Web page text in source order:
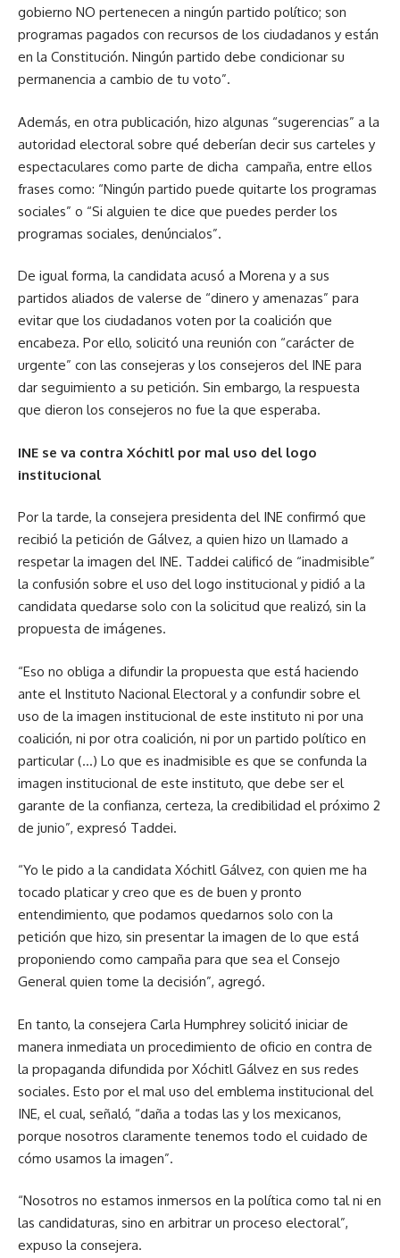
gobierno NO pertenecen a ningún partido político; son
programas pagados con recursos de los ciudadanos y están
en la Constitución. Ningún partido debe condicionar su
permanencia a cambio de tu voto”.
Además, en otra publicación, hizo algunas “sugerencias” a la
autoridad electoral sobre qué deberían decir sus carteles y
espectaculares como parte de dicha campaña, entre ellos
frases como: “Ningún partido puede quitarte los programas
sociales” o “Si alguien te dice que puedes perder los
programas sociales, denúncialos”.
De igual forma, la candidata acusó a Morena y a sus
partidos aliados de valerse de “dinero y amenazas” para
evitar que los ciudadanos voten por la coalición que
encabeza. Por ello, solicitó una reunión con “carácter de
urgente” con las consejeras y los consejeros del INE para
dar seguimiento a su petición. Sin embargo, la respuesta
que dieron los consejeros no fue la que esperaba.
INE se va contra Xóchitl por mal uso del logo
institucional
Por la tarde, la consejera presidenta del INE confirmó que
recibió la petición de Gálvez, a quien hizo un llamado a
respetar la imagen del INE. Taddei calificó de “inadmisible”
la confusión sobre el uso del logo institucional y pidió a la
candidata quedarse solo con la solicitud que realizó, sin la
propuesta de imágenes.
“Eso no obliga a difundir la propuesta que está haciendo
ante el Instituto Nacional Electoral y a confundir sobre el
uso de la imagen institucional de este instituto ni por una
coalición, ni por otra coalición, ni por un partido político en
particular (…) Lo que es inadmisible es que se confunda la
imagen institucional de este instituto, que debe ser el
garante de la confianza, certeza, la credibilidad el próximo 2
de junio”, expresó Taddei.
“Yo le pido a la candidata Xóchitl Gálvez, con quien me ha
tocado platicar y creo que es de buen y pronto
entendimiento, que podamos quedarnos solo con la
petición que hizo, sin presentar la imagen de lo que está
proponiendo como campaña para que sea el Consejo
General quien tome la decisión”, agregó.
En tanto, la consejera Carla Humphrey solicitó iniciar de
manera inmediata un procedimiento de oficio en contra de
la propaganda difundida por Xóchitl Gálvez en sus redes
sociales. Esto por el mal uso del emblema institucional del
INE, el cual, señaló, “daña a todas las y los mexicanos,
porque nosotros claramente tenemos todo el cuidado de
cómo usamos la imagen”.
“Nosotros no estamos inmersos en la política como tal ni en
las candidaturas, sino en arbitrar un proceso electoral”,
expuso la consejera.